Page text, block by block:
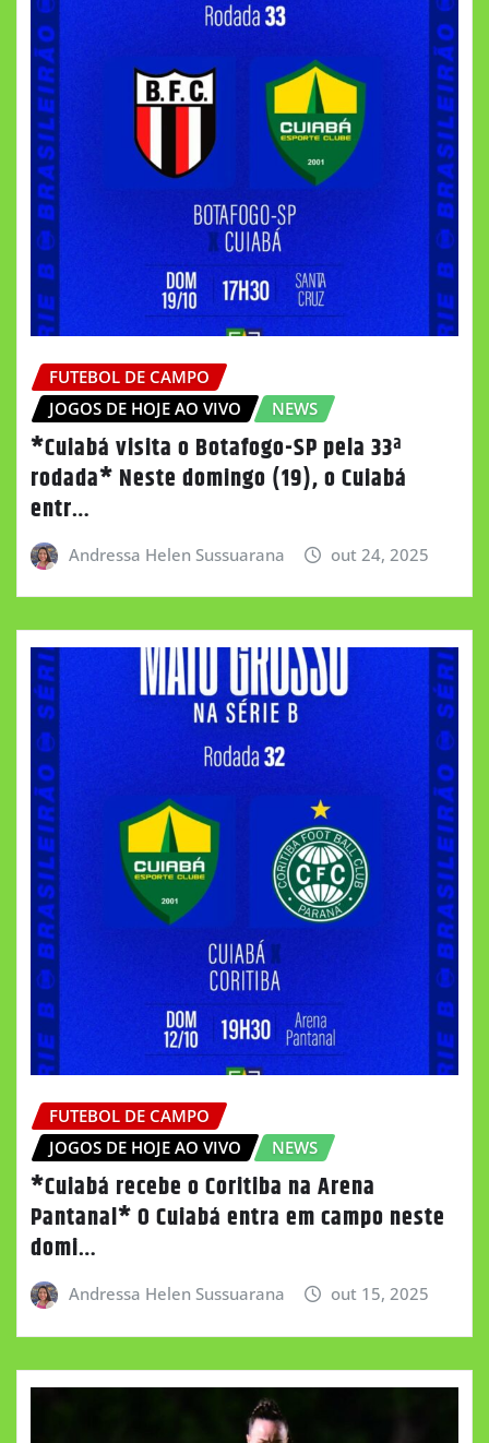
FUTEBOL DE CAMPO
JOGOS DE HOJE AO VIVO
NEWS
*Cuiabá visita o Botafogo-SP pela 33ª
rodada* Neste domingo (19), o Cuiabá
entr…
Andressa Helen Sussuarana out 24, 2025
FUTEBOL DE CAMPO
JOGOS DE HOJE AO VIVO
NEWS
*Cuiabá recebe o Coritiba na Arena
Pantanal* O Cuiabá entra em campo neste
domi…
Andressa Helen Sussuarana out 15, 2025